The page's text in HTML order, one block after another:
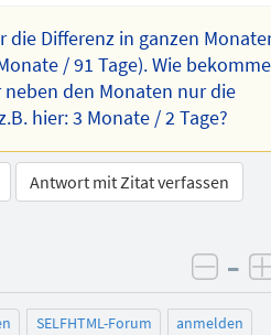
die Differenz in ganzen
/ 91 Tage). Wie
neben den Monaten nur die
hier: 3 Monate / 2 Tage?
Antwort mit Zitat verfassen
–
SELFHTML-Forum
anmelden